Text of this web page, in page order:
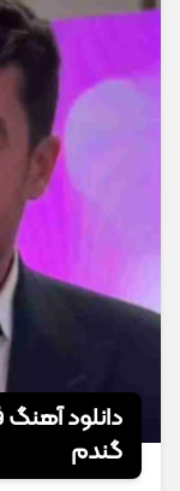
دانلود
گندم